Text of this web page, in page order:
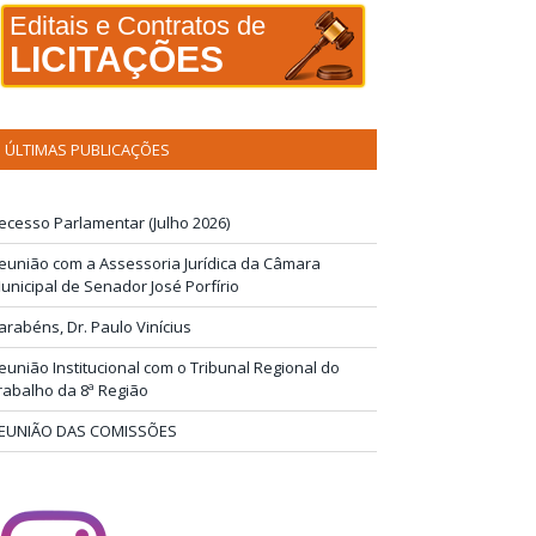
Editais e Contratos de
LICITAÇÕES
ÚLTIMAS PUBLICAÇÕES
Parlamentar (Julho 2026)
com a Assessoria Jurídica da Câmara
de Senador José Porfírio
Dr. Paulo Vinícius
Institucional com o Tribunal Regional do
da 8ª Região
DAS COMISSÕES